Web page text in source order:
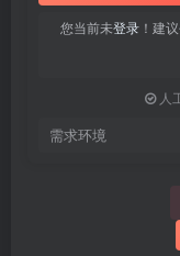
您当前未登录 ！建议
人
需求环境